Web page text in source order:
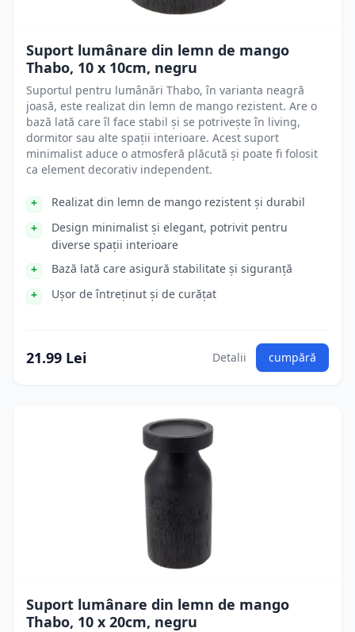
Suport lumânare din lemn de mango
Thabo, 10 x 10cm, negru
Suportul pentru lumânări Thabo, în varianta neagră
joasă, este realizat din lemn de mango rezistent. Are o
bază lată care îl face stabil și se potrivește în living,
dormitor sau alte spații interioare. Acest suport
minimalist aduce o atmosferă plăcută și poate fi folosit
ca element decorativ independent.
Realizat din lemn de mango rezistent și durabil
Design minimalist și elegant, potrivit pentru
diverse spații interioare
Bază lată care asigură stabilitate și siguranță
Ușor de întreținut și de curățat
21.99 Lei Detalii cumpără
Suport lumânare din lemn de mango
Thabo, 10 x 20cm, negru